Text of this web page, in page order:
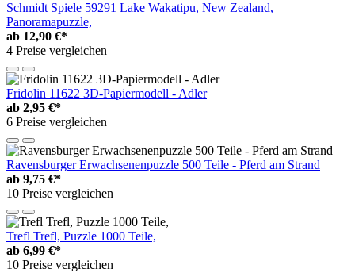
Schmidt Spiele 59291 Lake Wakatipu, New Zealand,
Panoramapuzzle,
ab 12,90 €*
4 Preise vergleichen
Fridolin 11622 3D-Papiermodell - Adler
ab 2,95 €*
6 Preise vergleichen
Ravensburger Erwachsenenpuzzle 500 Teile - Pferd am Strand
ab 9,75 €*
10 Preise vergleichen
Trefl Trefl, Puzzle 1000 Teile,
ab 6,99 €*
10 Preise vergleichen